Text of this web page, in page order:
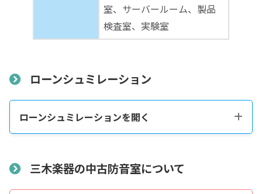
室、サーバールーム、製品
検査室、実験室
ローンシュミレーション
ローンシュミレーションを開く
三木楽器の中古防音室について